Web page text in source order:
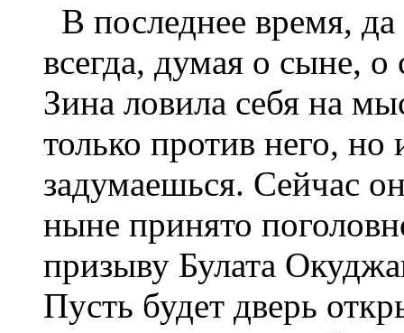
В последнее время,
всегда, думая о сыне,
Зина ловила себя на
только против него,
задумаешься. Сейчас
ныне принято
призыву Булата
Пусть будет дверь